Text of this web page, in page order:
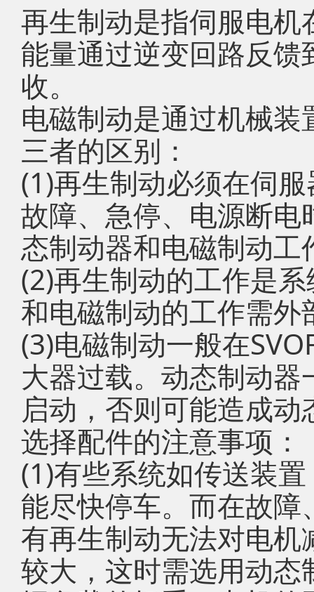
再生制动是指伺服电
能量通过逆变回路反
收。
电磁制动是通过机械
三者的区别：
(1)再生制动必须在伺
故障、急停、电源断
态制动器和电磁制动工
(2)再生制动的工作是
和电磁制动的工作需外
(3)电磁制动一般在
大器过载。动态制动器
启动，否则可能造成
选择配件的注意事项：
(1)有些系统如传送装
能尽快停车。而在故
有再生制动无法对电
较大，这时需选用动